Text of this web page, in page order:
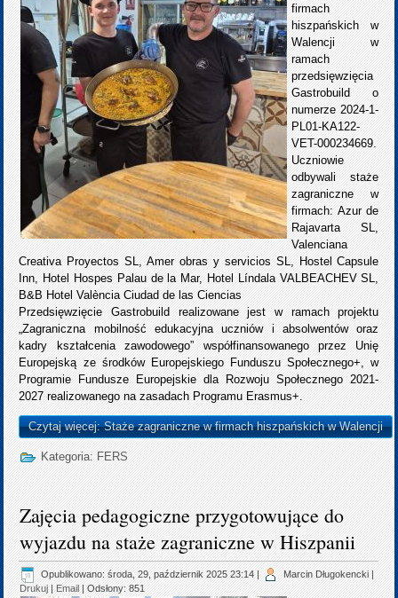
firmach
hiszpańskich w
Walencji w
ramach
przedsięwzięcia
Gastrobuild o
numerze 2024-1-
PL01-KA122-
VET-000234669.
Uczniowie
odbywali staże
zagraniczne w
firmach: Azur de
Rajavarta SL,
Valenciana
Creativa Proyectos SL, Amer obras y servicios SL, Hostel Capsule
Inn, Hotel Hospes Palau de la Mar, Hotel Líndala VALBEACHEV SL,
B&B Hotel València Ciudad de las Ciencias
Przedsięwzięcie Gastrobuild realizowane jest w ramach projektu
„Zagraniczna mobilność edukacyjna uczniów i absolwentów oraz
kadry kształcenia zawodowego” współfinansowanego przez Unię
Europejską ze środków Europejskiego Funduszu Społecznego+, w
Programie Fundusze Europejskie dla Rozwoju Społecznego 2021-
2027 realizowanego na zasadach Programu Erasmus+.
Czytaj więcej: Staże zagraniczne w firmach hiszpańskich w Walencji
Kategoria: FERS
Zajęcia pedagogiczne przygotowujące do
wyjazdu na staże zagraniczne w Hiszpanii
Opublikowano: środa, 29, październik 2025 23:14 | Marcin Długokencki |
Drukuj | Email | Odsłony: 851